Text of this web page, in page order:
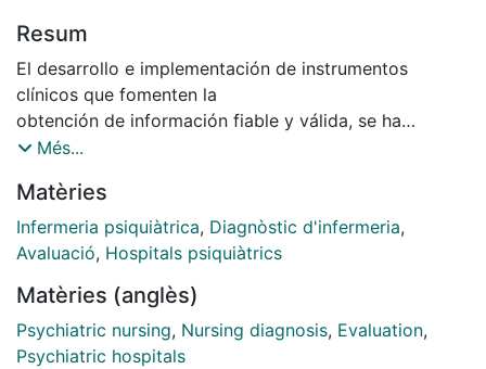
Resum
El desarrollo e implementación de instrumentos
clínicos que fomenten la
obtención de información fiable y válida, se ha
convertido en la actualidad en un elemento crucial
proporcionar herramientas de diagnóstico fiables para
la detección de las situaciones de salud que presentan
los pacientes y para la verificación de la eficacia
Esto ha supuesto un interés creciente por el uso y la
validación de las
taxonomías enfermeras en distintos ámbitos. Este
Més...
Matèries
Infermeria psiquiàtrica, Diagnòstic d'infermeria,
Avaluació, Hospitals psiquiàtrics
Matèries (anglès)
Psychiatric nursing, Nursing diagnosis, Evaluation,
Psychiatric hospitals